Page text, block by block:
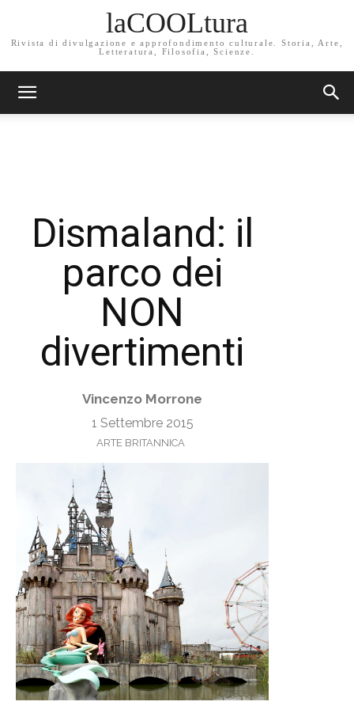
laCOOLtura
Rivista di divulgazione e approfondimento culturale. Storia, Arte,
Letteratura, Filosofia, Scienze.
Dismaland: il
parco dei
NON
divertimenti
Vincenzo Morrone
1 Settembre 2015
ARTE BRITANNICA